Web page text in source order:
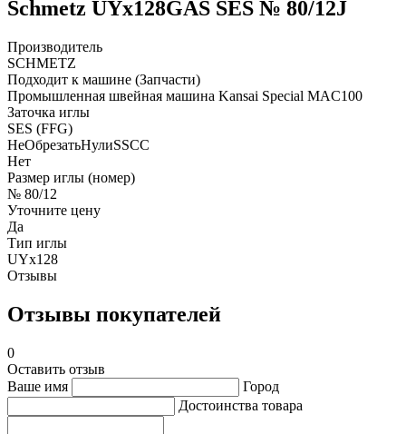
Schmetz UYx128GAS SES № 80/12J
Производитель
SCHMETZ
Подходит к машине (Запчасти)
Промышленная швейная машина Kansai Special MAC100
Заточка иглы
SES (FFG)
НеОбрезатьНулиSSCC
Нет
Размер иглы (номер)
№ 80/12
Уточните цену
Да
Тип иглы
UYx128
Отзывы
Отзывы покупателей
0
Оставить отзыв
Ваше имя
Город
Достоинства товара